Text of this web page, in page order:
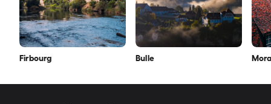
Firbourg Bulle